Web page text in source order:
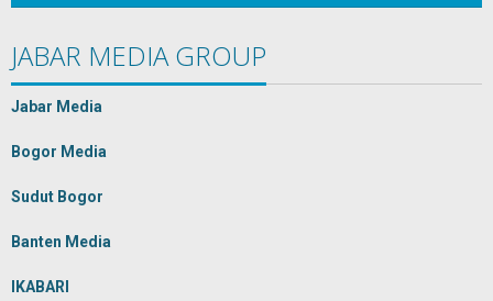
JABAR MEDIA GROUP
Jabar Media
Bogor Media
Sudut Bogor
Banten Media
IKABARI